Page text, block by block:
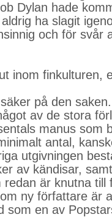
Dylan hade
ha slagit
och för svår
inom finkulturen,
på den
av de stora
manus som
antal,
utgivningen
av kändisar,
är knutna till
ny författare är
som en av